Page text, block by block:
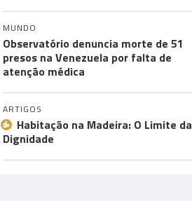
MUNDO
Observatório denuncia morte de 51
presos na Venezuela por falta de
atenção médica
ARTIGOS
Habitação na Madeira: O Limite da
Dignidade